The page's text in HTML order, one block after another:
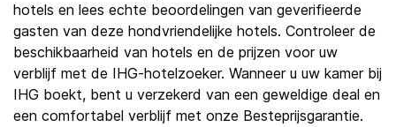
hotels en lees echte beoordelingen van geverifieerde
gasten van deze hondvriendelijke hotels. Controleer de
beschikbaarheid van hotels en de prijzen voor uw
verblijf met de IHG-hotelzoeker. Wanneer u uw kamer bij
IHG boekt, bent u verzekerd van een geweldige deal en
een comfortabel verblijf met onze Besteprijsgarantie.